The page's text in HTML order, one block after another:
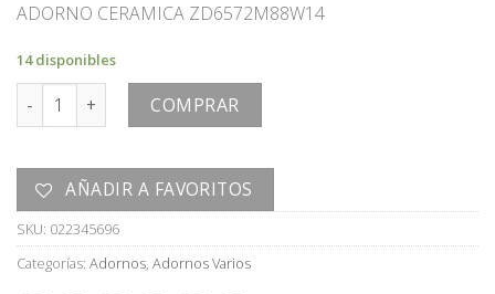
ADORNO CERAMICA ZD6572M88W14
14 disponibles
ADORNO cantidadCOMPRAR
AÑADIR A FAVORITOS
SKU: 022345696
Categorías: Adornos, Adornos Varios